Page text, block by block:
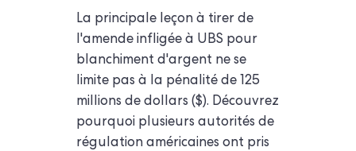
La principale leçon à tirer de
l'amende infligée à UBS pour
blanchiment d'argent ne se
limite pas à la pénalité de 125
millions de dollars ($). Découvrez
pourquoi plusieurs autorités de
régulation américaines ont pris